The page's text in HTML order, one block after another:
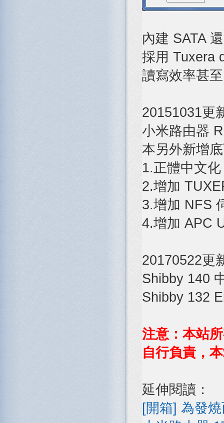
內建 SATA
採用 Tuxera
讀寫效率甚
20151031更
小米路由器
本另外新增
1.正體中文化
2.增加
3.增加 NFS
4.增加 APC
20170522更
Shibby 140
Shibby 132
注意：本站
自行負責，
延伸閱讀：
[開箱] 為發